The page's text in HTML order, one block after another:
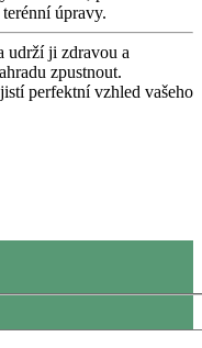
úpravy.
udrží ji zdravou a
zpustnout.
perfektní vzhled vašeho